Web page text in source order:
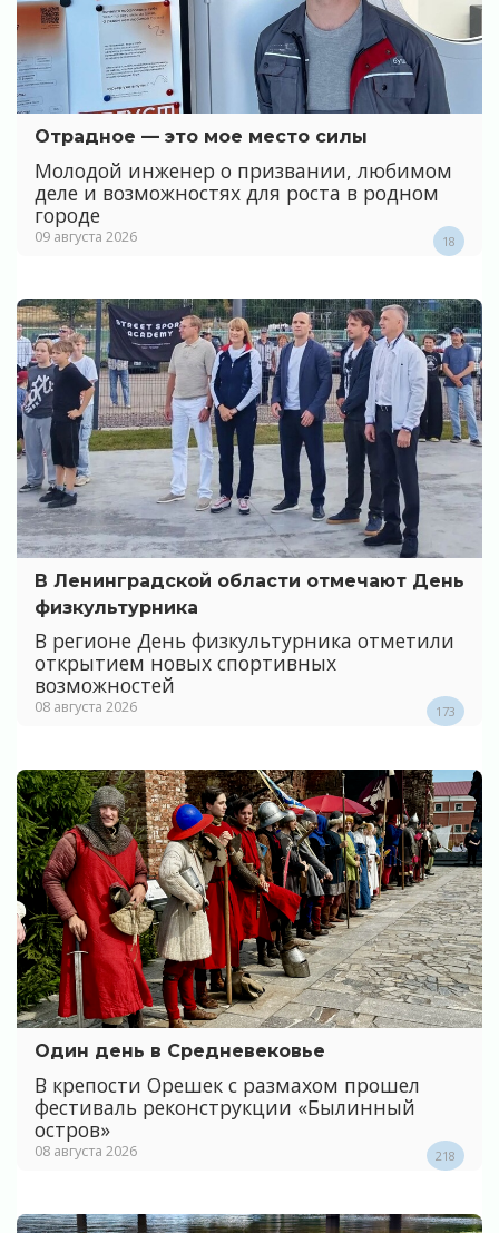
Отрадное — это мое место силы
Молодой инженер о призвании, любимом
деле и возможностях для роста в родном
городе
09 августа 2026 18
В Ленинградской области отмечают День
физкультурника
В регионе День физкультурника отметили
открытием новых спортивных
возможностей
08 августа 2026 173
Один день в Средневековье
В крепости Орешек с размахом прошел
фестиваль реконструкции «Былинный
остров»
08 августа 2026 218